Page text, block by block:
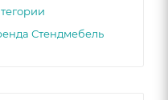
Стендмебель